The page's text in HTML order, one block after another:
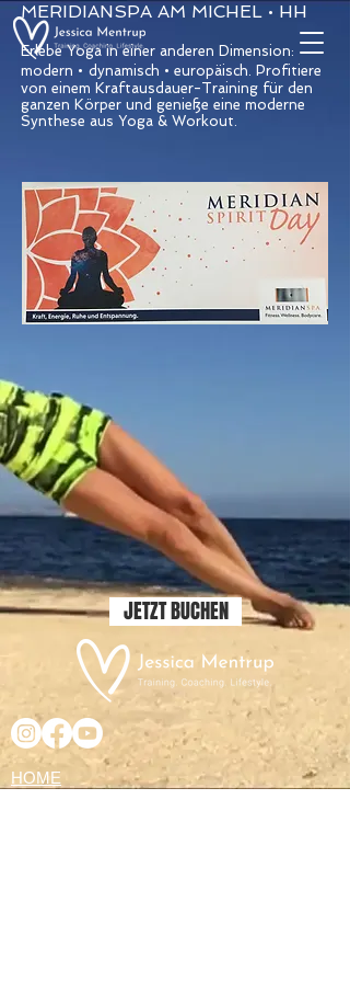
MERIDIANSPA AM MICHEL • HH
Erlebe Yoga in einer anderen Dimension:
modern • dynamisch • europäisch. Profitiere
von einem Kraftausdauer-Training für den
ganzen Körper und genieße eine moderne
Synthese aus Yoga & Workout.
JETZT BUCHEN
HOME